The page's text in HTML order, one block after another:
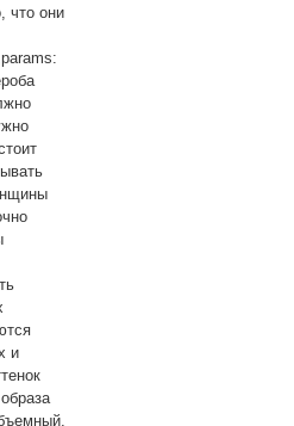
что они
и